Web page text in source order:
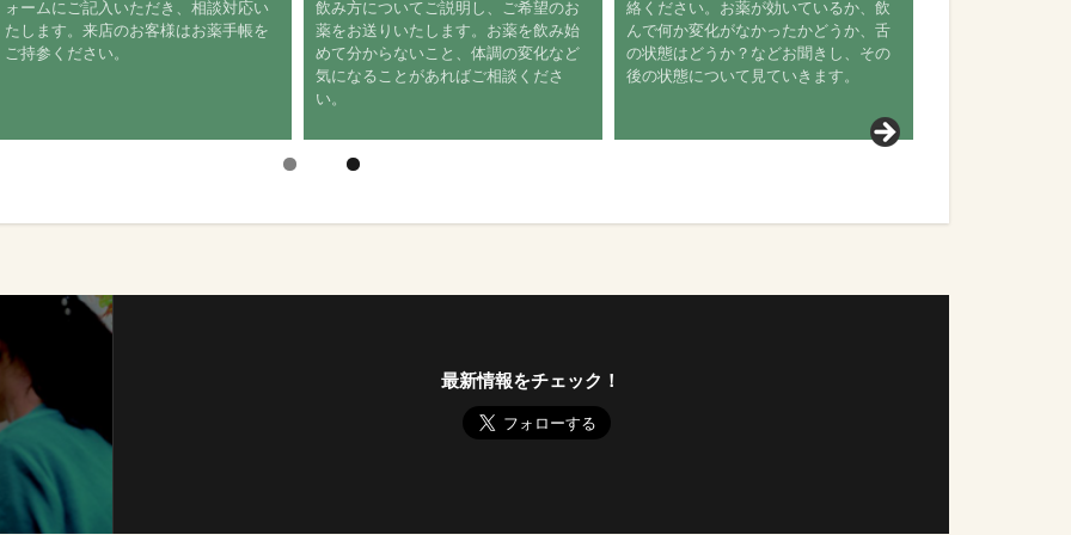
ォームにご記入いただき、相談対応い
たします。来店のお客様はお薬手帳を
ご持参ください。
飲み方についてご説明し、ご希望のお
薬をお送りいたします。お薬を飲み始
めて分からないこと、体調の変化など
気になることがあればご相談くださ
い。
絡ください。お薬が効いているか、飲
んで何か変化がなかったかどうか、舌
の状態はどうか？などお聞きし、その
後の状態について見ていきます。
最新情報をチェック！